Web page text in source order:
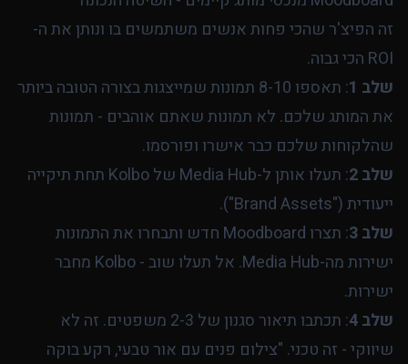
זה הפיצ'ר שהכי פחות אנשים משתמשים בו ונותן את ה-
ROI הכי גבוה.
שלב 1
: תאספו 8-10 תמונות שמייצגות בצורה הטובה ביותר
את המותג שלכם. לא תמונות שאתם אוהבים - תמונות
שהלקוחות שלכם כבר אישרו ופורסמו.
שלב 2
: תעלו אותן ל-Media Hub של Kolbo תחת תיקייה
ייעודית ("Brand Assets").
שלב 3
: תצרו Moodboard חדש ותבחרו את התמונות
ישירות מה-Media Hub. אל תעלו שוב - Kolbo מחבר
ישירות.
שלב 4
: תכתבו תיאור סגנון של 2-3 משפטים. זה לא
שיווקי - זה טכני. "צילום פנים עם אור טבעי, רקע בוקה